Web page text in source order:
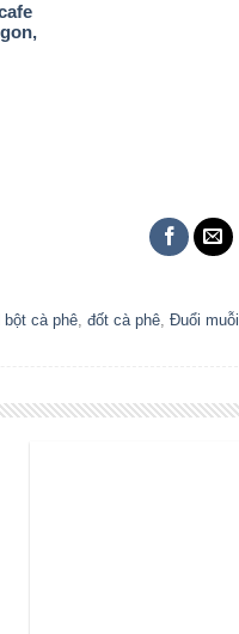
bột cà phê,đốt cà phê,Đuổi muỗi